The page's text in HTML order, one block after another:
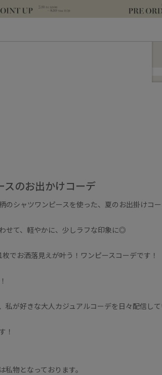
スのお出かけコーデ
のシャツワンピースを使った、夏のお出掛けコー
せて、軽やかに、少しラフな印象に◎
でお洒落見えが叶う！ワンピースコーデです！
私が好きな大人カジュアルコーデを日々配信して
！
物となっております。